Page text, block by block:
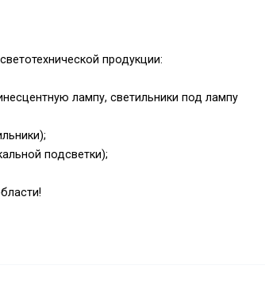
продукции:
лампу, светильники под лампу
подсветки);